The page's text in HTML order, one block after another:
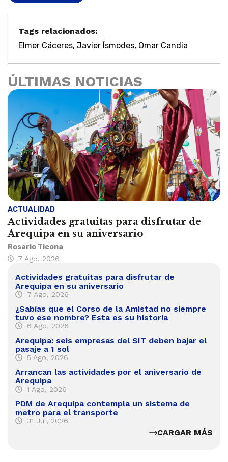
Tags relacionados:
Elmer Cáceres, Javier Ísmodes, Omar Candia
ÚLTIMAS NOTICIAS
ACTUALIDAD
Actividades gratuitas para disfrutar de
Arequipa en su aniversario
Rosario Ticona
7 Ago, 2026
Actividades gratuitas para disfrutar de
Arequipa en su aniversario
7 Ago, 2026
¿Sabías que el Corso de la Amistad no siempre
tuvo ese nombre? Esta es su historia
6 Ago, 2026
Arequipa: seis empresas del SIT deben bajar el
pasaje a 1 sol
5 Ago, 2026
Arrancan las actividades por el aniversario de
Arequipa
1 Ago, 2026
PDM de Arequipa contempla un sistema de
metro para el transporte
31 Jul, 2026
CARGAR MÁS